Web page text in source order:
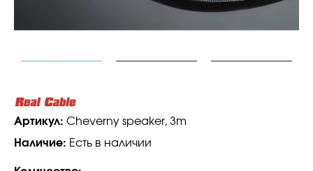
Артикул: Cheverny speaker, 3m
Наличие: Есть в наличии